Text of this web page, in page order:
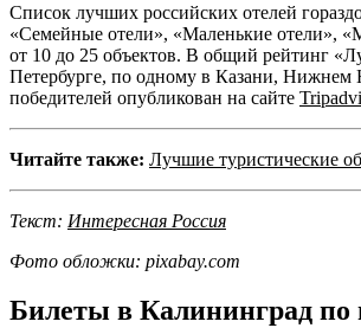
Список лучших российских отелей
«Семейные отели», «Маленькие отели»,
от 10 до 25 объектов. В общий рейтинг
Петербурге, по одному в Казани,
победителей опубликован на сайте
Читайте также: Лучшие туристические
Текст: Интересная Россия
Фото обложки: pixabay.com
Билеты в Калининград